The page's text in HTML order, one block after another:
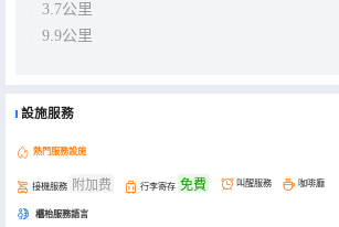
3.7公里
9.9公里
設施服務
熱門服務設施
接機服務 附加费 行李寄存 免費 叫醒服務 咖啡廳
櫃枱服務語言